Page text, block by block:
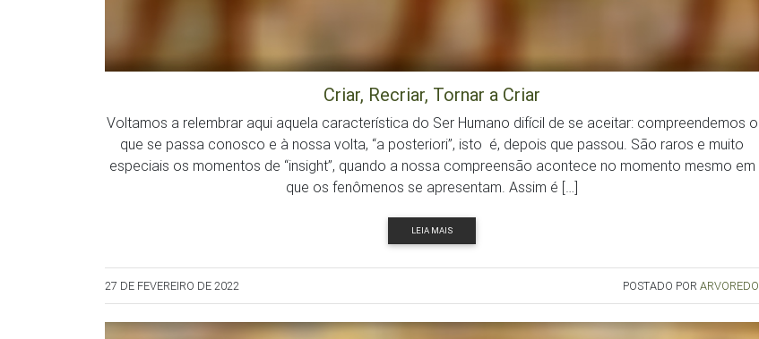
Criar, Recriar, Tornar a Criar
Voltamos a relembrar aqui aquela característica do Ser Humano difícil de se aceitar: compreendemos o
que se passa conosco e à nossa volta, “a posteriori”, isto é, depois que passou. São raros e muito
especiais os momentos de “insight”, quando a nossa compreensão acontece no momento mesmo em
que os fenômenos se apresentam. Assim é […]
LEIA MAIS
27 DE FEVEREIRO DE 2022 POSTADO POR ARVOREDO